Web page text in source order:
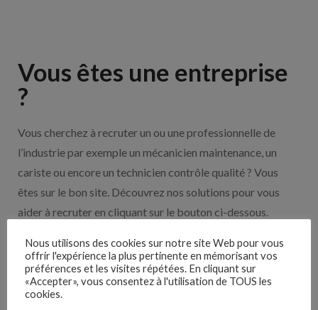
Vous êtes une entreprise
?
Vous cherchez à recruter un ou une professionnelle de
l’industrie par exemple un mécanicien maintenance, un
cariste ou encore un technicien contrôle qualité ? Vous
êtes sur le bon site. Découvrez nos solutions pour vous
aider à recruter en cliquant sur le bouton ci-dessous.
Nos solutions entreprises
Découvrez nos partenaires ! Moteurs de recherches,
Nous utilisons des cookies sur notre site Web pour vous
offrir l'expérience la plus pertinente en mémorisant vos
préférences et les visites répétées. En cliquant sur
«Accepter», vous consentez à l'utilisation de TOUS les
cookies.